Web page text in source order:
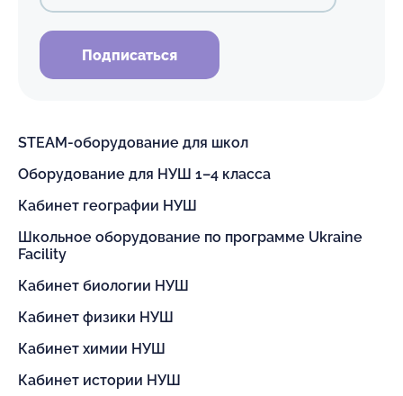
Подписаться
STEAM-оборудование для школ
Оборудование для НУШ 1–4 класса
Кабинет географии НУШ
Школьное оборудование по программе Ukraine
Facility
Кабинет биологии НУШ
Кабинет физики НУШ
Кабинет химии НУШ
Кабинет истории НУШ